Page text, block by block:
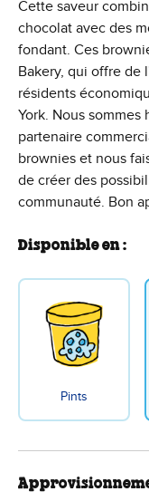
Cette saveur
chocolat avec des
fondant. Ces
Bakery, qui offre de
résidents
York. Nous
partenaire
brownies et nous
de créer des
communauté. Bon
Disponible en :
Pints